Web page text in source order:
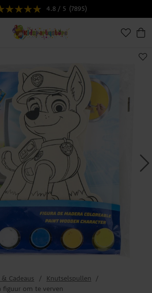
4.8 / 5 (7895)
Cadeaus
Knutselspullen
figuur om te verven